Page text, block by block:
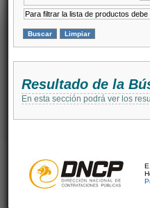
Para filtrar la lista de productos
Resultado de la
En esta sección podrá ver los